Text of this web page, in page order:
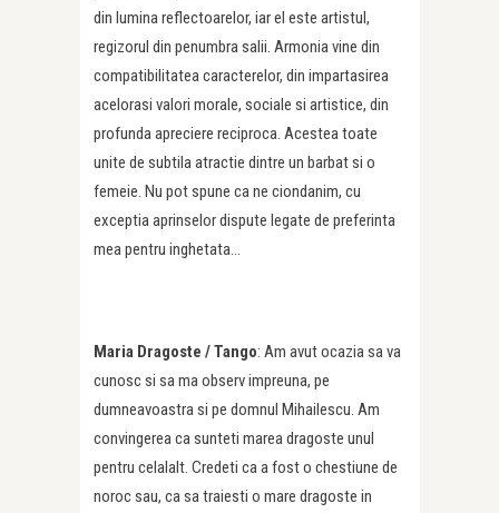
din lumina reflectoarelor, iar el este artistul,
regizorul din penumbra salii. Armonia vine din
compatibilitatea caracterelor, din impartasirea
acelorasi valori morale, sociale si artistice, din
profunda apreciere reciproca. Acestea toate
unite de subtila atractie dintre un barbat si o
femeie. Nu pot spune ca ne ciondanim, cu
exceptia aprinselor dispute legate de preferinta
mea pentru inghetata…
Maria Dragoste / Tango: Am avut ocazia sa va
cunosc si sa ma observ impreuna, pe
dumneavoastra si pe domnul Mihailescu. Am
convingerea ca sunteti marea dragoste unul
pentru celalalt. Credeti ca a fost o chestiune de
noroc sau, ca sa traiesti o mare dragoste in